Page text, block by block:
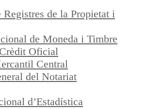
Registres de la Propietat i
de Moneda i Timbre
Oficial
Central
del Notariat
d’Estadística